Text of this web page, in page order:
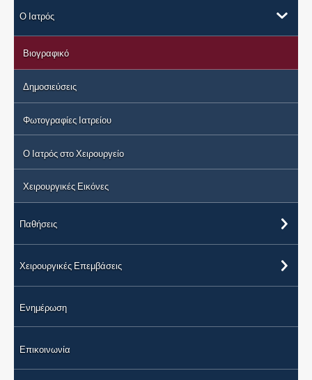
Ο Ιατρός
Βιογραφικό
Δημοσιεύσεις
Φωτογραφίες Ιατρείου
Ο Ιατρός στο Χειρουργείο
Χειρουργικές Εικόνες
Παθήσεις
Χειρουργικές Επεμβάσεις
Ενημέρωση
Επικοινωνία